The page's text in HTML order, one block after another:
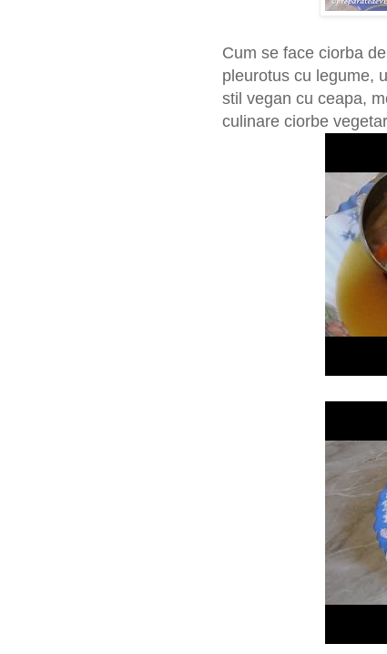
Cum se face ciorba
pleurotus cu legume,
stil vegan cu ceapa,
culinare ciorbe